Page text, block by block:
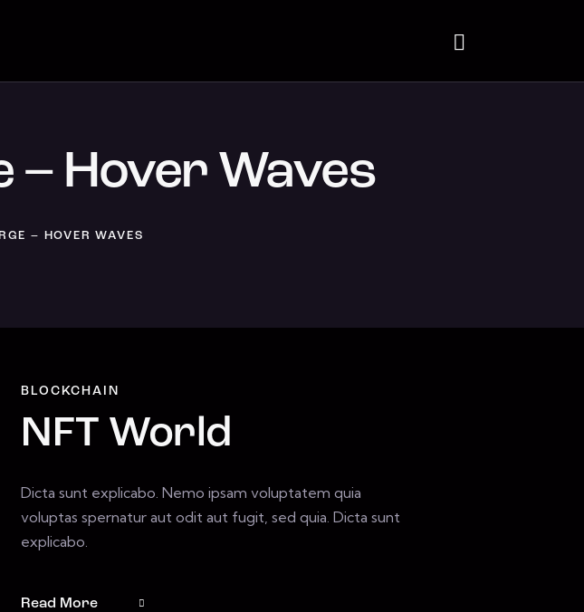
– Hover Waves
– HOVER WAVES
BLOCKCHAIN
NFT World
Dicta sunt explicabo. Nemo ipsam voluptatem quia
voluptas spernatur aut odit aut fugit, sed quia. Dicta sunt
explicabo.
Read More